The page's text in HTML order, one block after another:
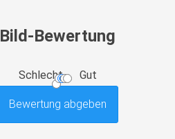
Bild-Bewertung
Schlecht Gut